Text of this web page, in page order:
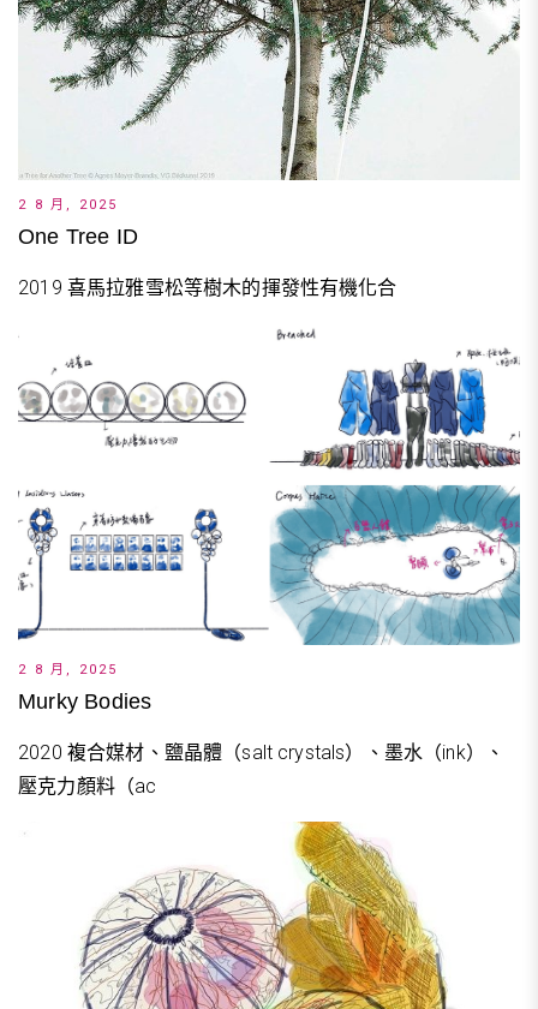
2 8 月, 2025
One Tree ID
2019 喜馬拉雅雪松等樹木的揮發性有機化合
2 8 月, 2025
Murky Bodies
2020 複合媒材、鹽晶體（salt crystals）、墨水（ink）、
壓克力顏料（ac